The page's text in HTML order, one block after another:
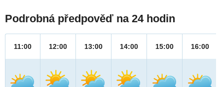
Podrobná předpověď na 24 hodin
11:00 12:00 13:00 14:00 15:00 16:00